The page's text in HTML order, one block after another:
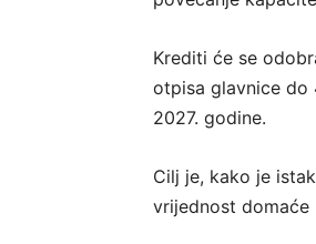
Krediti će se
otpisa glavnice do
2027. godine.
Cilj je, kako je
vrijednost